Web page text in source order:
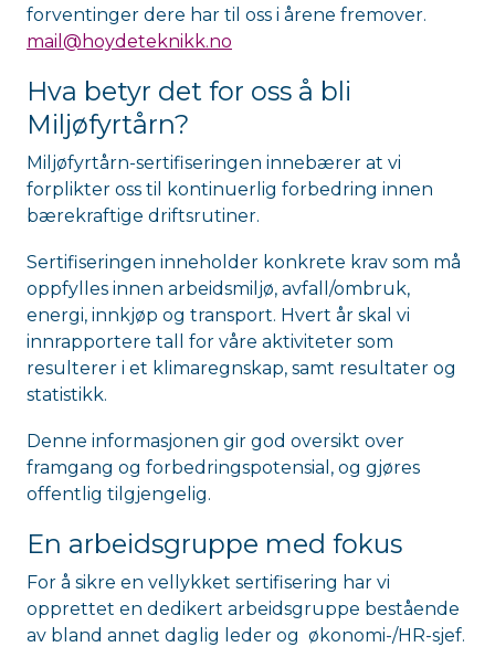
forventinger dere har til oss i årene fremover.
mail@hoydeteknikk.no
Hva betyr det for oss å bli
Miljøfyrtårn?
Miljøfyrtårn-sertifiseringen innebærer at vi
forplikter oss til kontinuerlig forbedring innen
bærekraftige driftsrutiner.
Sertifiseringen inneholder konkrete krav som må
oppfylles innen arbeidsmiljø, avfall/ombruk,
energi, innkjøp og transport. Hvert år skal vi
innrapportere tall for våre aktiviteter som
resulterer i et klimaregnskap, samt resultater og
statistikk.
Denne informasjonen gir god oversikt over
framgang og forbedringspotensial, og gjøres
offentlig tilgjengelig.
En arbeidsgruppe med fokus
For å sikre en vellykket sertifisering har vi
opprettet en dedikert arbeidsgruppe bestående
av bland annet daglig leder og økonomi-/HR-sjef.